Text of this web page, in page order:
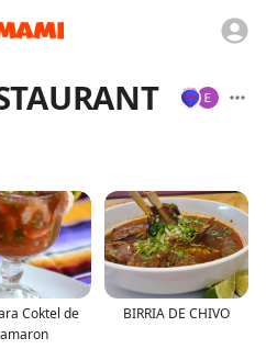
Coktel de
BIRRIA DE CHIVO